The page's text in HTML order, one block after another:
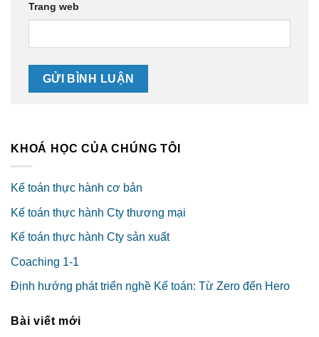
Trang web
KHOÁ HỌC CỦA CHÚNG TÔI
Kế toán thực hành cơ bản
Kế toán thực hành Cty thương mại
Kế toán thực hành Cty sản xuất
Coaching 1-1
Định hướng phát triển nghề Kế toán: Từ Zero đến Hero
Bài viết mới